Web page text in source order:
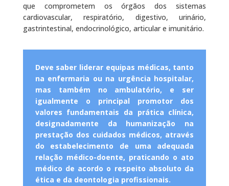
que comprometem os órgãos dos sistemas
cardiovascular, respiratório, digestivo, urinário,
gastrintestinal, endocrinológico, articular e imunitário.
Deve saber liderar equipas médicas, tanto
na enfermaria ou na urgência hospitalar,
mas também no ambulatório, e ser
igualmente o principal promotor dos
valores fundamentais da prática clínica,
designadamente da humanização na
prestação dos cuidados médicos, através
do estabelecimento de uma adequada
relação médico-doente, praticando o ato
médico de acordo o respeito absoluto da
ética e da deontologia profissionais.